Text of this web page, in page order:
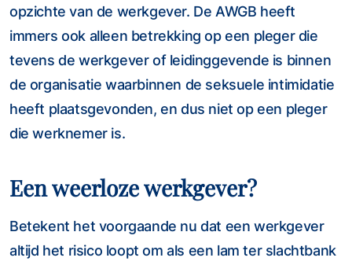
opzichte van de werkgever. De AWGB heeft
immers ook alleen betrekking op een pleger die
tevens de werkgever of leidinggevende is binnen
de organisatie waarbinnen de seksuele intimidatie
heeft plaatsgevonden, en dus niet op een pleger
die werknemer is.
Een weerloze werkgever?
Betekent het voorgaande nu dat een werkgever
altijd het risico loopt om als een lam ter slachtbank